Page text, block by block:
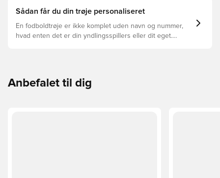
Sådan får du din trøje personaliseret
En fodboldtrøje er ikke komplet uden navn og nummer,
hvad enten det er din yndlingsspillers eller dit eget.
Anbefalet til dig